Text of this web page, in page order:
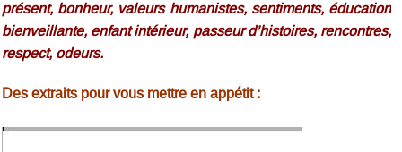
présent, bonheur, valeurs humanistes, sentiments, éducation
bienveillante, enfant intérieur, passeur d’histoires, rencontres,
respect, odeurs.
Des extraits pour vous mettre en appétit :